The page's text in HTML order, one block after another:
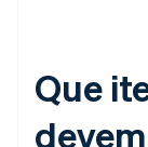
Que